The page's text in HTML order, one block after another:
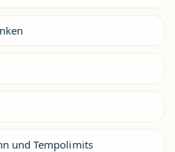
und Tempolimits